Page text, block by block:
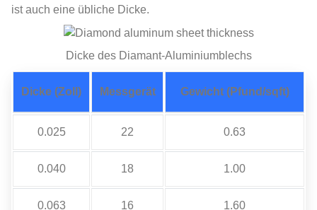
ist auch eine übliche Dicke.
Dicke des Diamant-Aluminiumblechs
Dicke (Zoll) Messgerät Gewicht (Pfund/sqft)
0.025 22 0.63
0.040 18 1.00
0.063 16 1.60